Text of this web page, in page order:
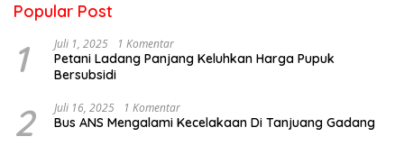
Popular Post
1 Juli 1, 2025 1 Komentar
Petani Ladang Panjang Keluhkan Harga Pupuk
Bersubsidi
2 Juli 16, 2025 1 Komentar
Bus ANS Mengalami Kecelakaan Di Tanjuang Gadang